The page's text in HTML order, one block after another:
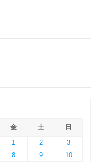
金 土
日
1
2
3
8 9
10